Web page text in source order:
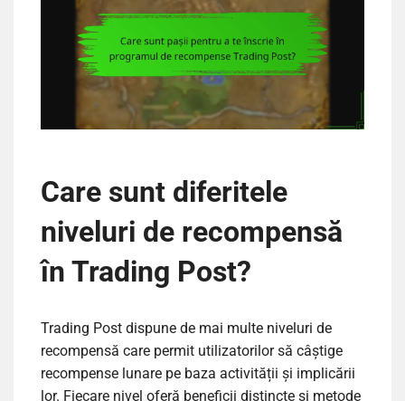
Care sunt diferitele
niveluri de recompensă
în Trading Post?
Trading Post dispune de mai multe niveluri de
recompensă care permit utilizatorilor să câștige
recompense lunare pe baza activității și implicării
lor. Fiecare nivel oferă beneficii distincte și metode